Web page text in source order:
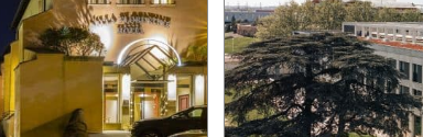
Hotel
Maisons
Séminaire Rhône
Séminaire Auvergne-